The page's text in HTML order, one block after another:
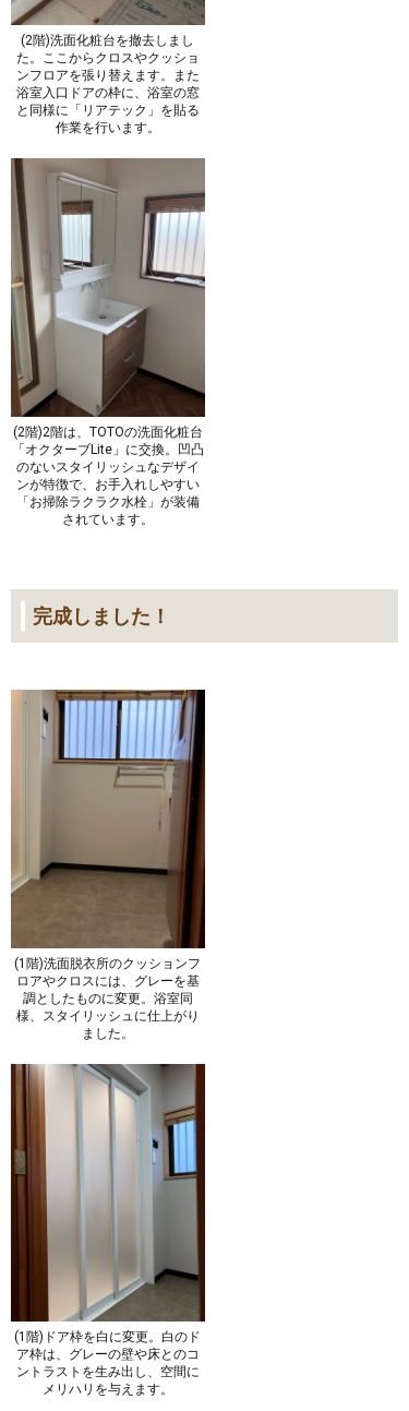
(2階)洗面化粧台を撤去しまし
た。ここからクロスやクッショ
ンフロアを張り替えます。また
浴室入口ドアの枠に、浴室の窓
と同様に「リアテック」を貼る
作業を行います。
(2階)2階は、TOTOの洗面化粧台
「オクターブLite」に交換。凹凸
のないスタイリッシュなデザイ
ンが特徴で、お手入れしやすい
「お掃除ラクラク水栓」が装備
されています。
完成しました！
(1階)洗面脱衣所のクッションフ
ロアやクロスには、グレーを基
調としたものに変更。浴室同
様、スタイリッシュに仕上がり
ました。
(1階)ドア枠を白に変更。白のド
ア枠は、グレーの壁や床とのコ
ントラストを生み出し、空間に
メリハリを与えます。